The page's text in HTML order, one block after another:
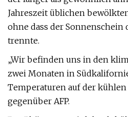
Jahreszeit üblichen
ohne dass der Sonnenschein
trennte.
„Wir befinden uns in den
zwei Monaten in
Temperaturen auf der kühlen
gegenüber AFP.